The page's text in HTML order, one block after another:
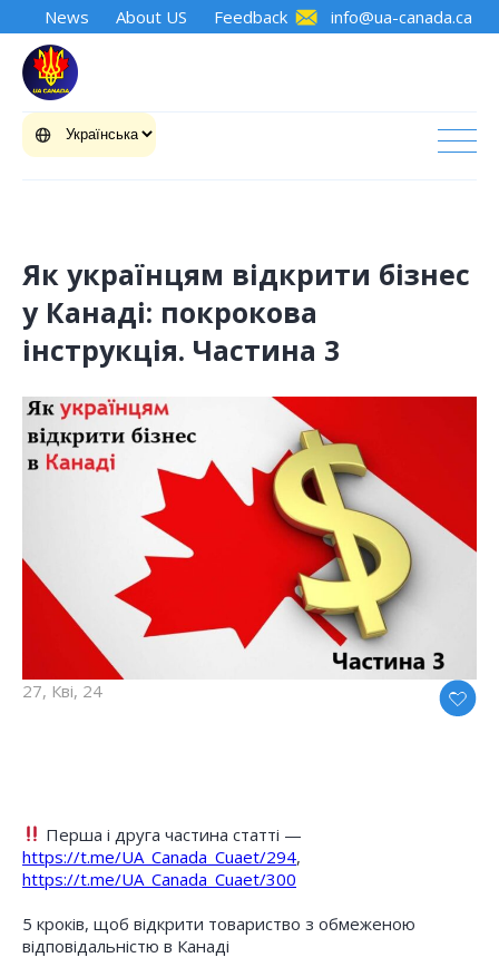
News About US Feedback info@ua-canada.ca
Як українцям відкрити бізнес
у Канаді: покрокова
інструкція. Частина 3
27, Кві, 24
Перша і друга частина статті —
https://t.me/UA_Canada_Cuaet/294,
https://t.me/UA_Canada_Cuaet/300
5 кроків, щоб відкрити товариство з обмеженою
відповідальністю в Канаді